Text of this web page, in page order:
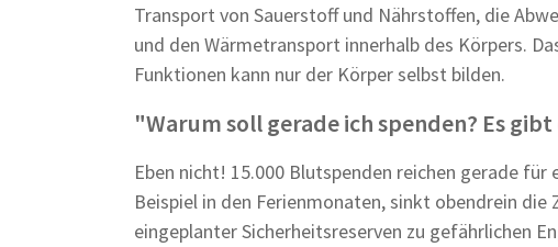
Transport von Sauerstoff und Nährstoffen, die
und den Wärmetransport innerhalb des Körpers.
Funktionen kann nur der Körper selbst bilden.
"Warum soll gerade ich spenden? Es
Eben nicht! 15.000 Blutspenden reichen gerade für
Beispiel in den Ferienmonaten, sinkt obendrein die
eingeplanter Sicherheitsreserven zu gefährlichen